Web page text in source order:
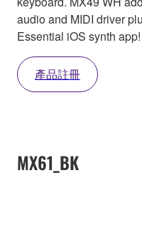
audio and MIDI driver
Essential iOS synth app!
產品註冊
MX61_BK